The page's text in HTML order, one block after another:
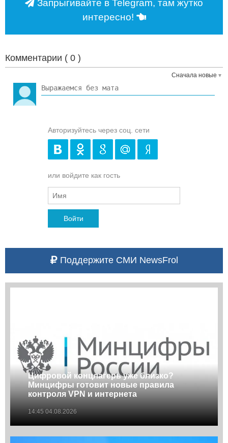
Запрыгивайте в Telegram, там жутко
интересно!
Комментарии ( 0 )
Сначала новые
Авторизуйтесь через соц. сети
или войдите как гость
Войти
Поддержите СМИ NewsFrol
Цифровой концлагерь уже близко?
Минцифры готовит новые правила
контроля VPN и интернета
14:45 04.08.2026